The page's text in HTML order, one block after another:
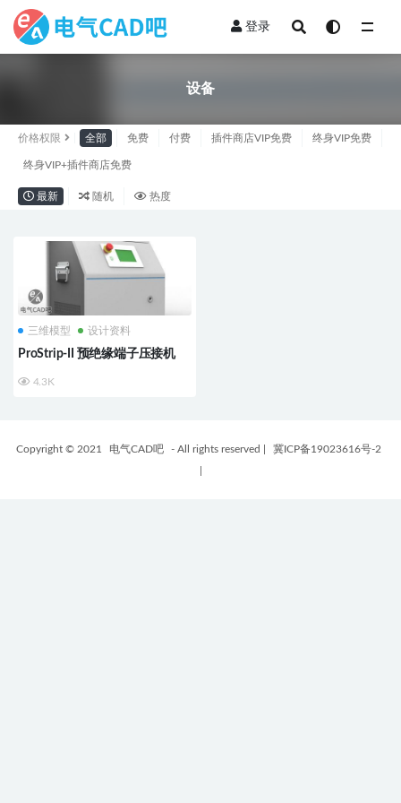
登录
设备
价格权限 全部 免费 付费 插件商店VIP免费 终身VIP免费
终身VIP+插件商店免费
最新 随机 热度
三维模型 设计资料
ProStrip-II 预绝缘端子压接机
4.3K
Copyright © 2021 电气CAD吧 - All rights reserved
冀ICP备19023616号-2